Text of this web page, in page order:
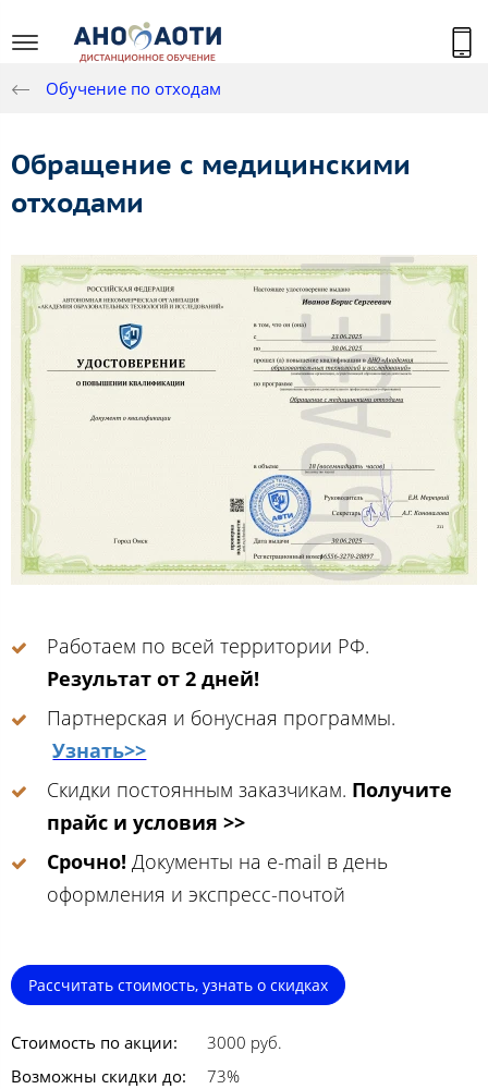
Обучение по отходам
Обращение с медицинскими
отходами
Работаем по всей территории РФ.
Результат от 2 дней!
Партнерская и бонусная программы.
Узнать>>
Скидки постоянным заказчикам. Получите
прайс и условия >>
Срочно! Документы на e-mail в день
оформления и экспресс-почтой
Рассчитать стоимость, узнать о скидках
Стоимость по акции:
3000 руб.
Возможны скидки до:
73%